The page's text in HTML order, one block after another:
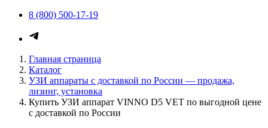
8 (800) 500-17-19
Каталог медицинского
Главная страница
Каталог
УЗИ аппараты с доставкой по России — продажа,
лизинг, установка
Купить УЗИ аппарат VINNO D5 VET по выгодной цене
с доставкой по России